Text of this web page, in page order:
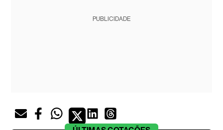
PUBLICIDADE